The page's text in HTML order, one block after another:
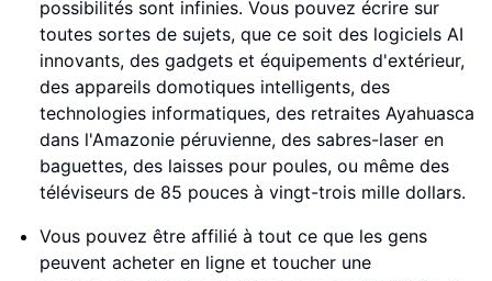
possibilités sont infinies. Vous pouvez écrire sur
toutes sortes de sujets, que ce soit des logiciels AI
innovants, des gadgets et équipements d'extérieur,
des appareils domotiques intelligents, des
technologies informatiques, des retraites Ayahuasca
dans l'Amazonie péruvienne, des sabres-laser en
baguettes, des laisses pour poules, ou même des
téléviseurs de 85 pouces à vingt-trois mille dollars.
Vous pouvez être affilié à tout ce que les gens
peuvent acheter en ligne et toucher une